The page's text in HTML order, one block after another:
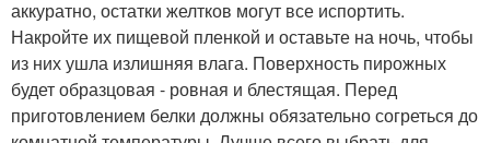
аккуратно, остатки желтков могут все испортить.
Накройте их пищевой пленкой и оставьте на ночь, чтобы
из них ушла излишняя влага. Поверхность пирожных
будет образцовая - ровная и блестящая. Перед
приготовлением белки должны обязательно согреться до